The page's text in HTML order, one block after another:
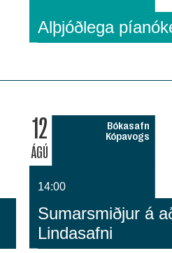
Alþjóðlega
12
ÁGÚ
Bókasafn
Kópavogs
14:00
Sumarsmiðjur á
Lindasafni